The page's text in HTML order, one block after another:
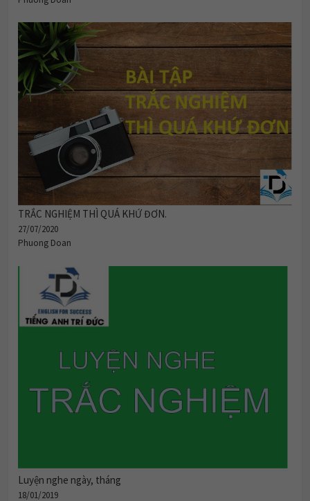
TRẮC NGHIỆM THÌ QUÁ KHỨ ĐƠN.
27/07/2020
Phuong Doan
18/01/2019
tuananh605b